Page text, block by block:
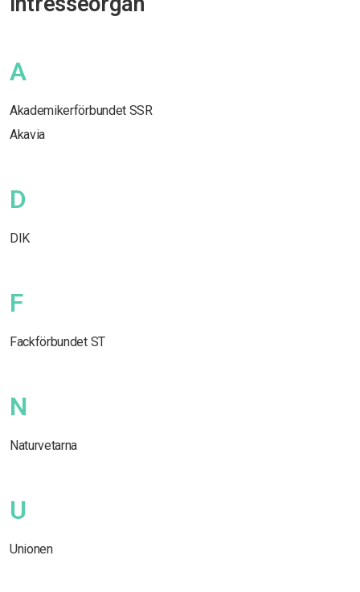
A
Akademikerförbundet SSR
Akavia
D
DIK
F
Fackförbundet ST
N
Naturvetarna
U
Unionen